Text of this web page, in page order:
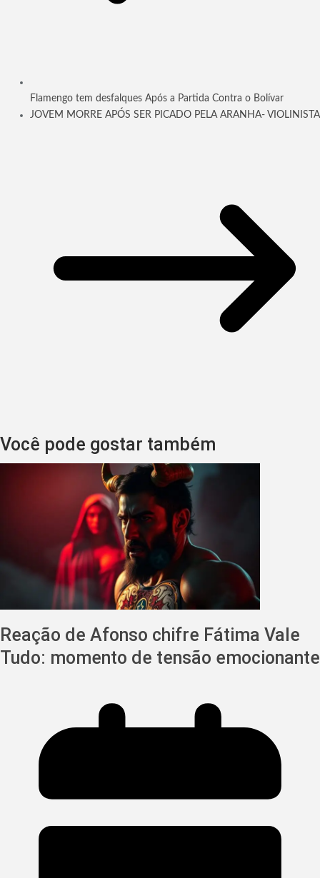
Flamengo tem desfalques Após a Partida Contra o Bolívar
JOVEM MORRE APÓS SER PICADO PELA ARANHA- VIOLINISTA
Você pode gostar também
Reação de Afonso chifre Fátima Vale
Tudo: momento de tensão emocionante